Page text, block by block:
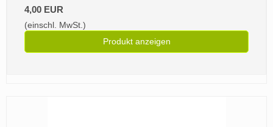
4,00 EUR
(einschl. MwSt.)
Produkt anzeigen